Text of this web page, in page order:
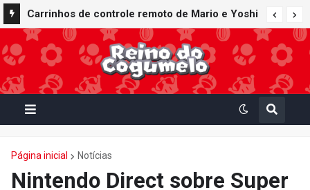
Carrinhos de controle remoto de Mario e Yoshi
inspirados em Mario Kart World são lançados
pela fabricante Kyosho Egg
Página inicial Notícias
Nintendo Direct sobre Super